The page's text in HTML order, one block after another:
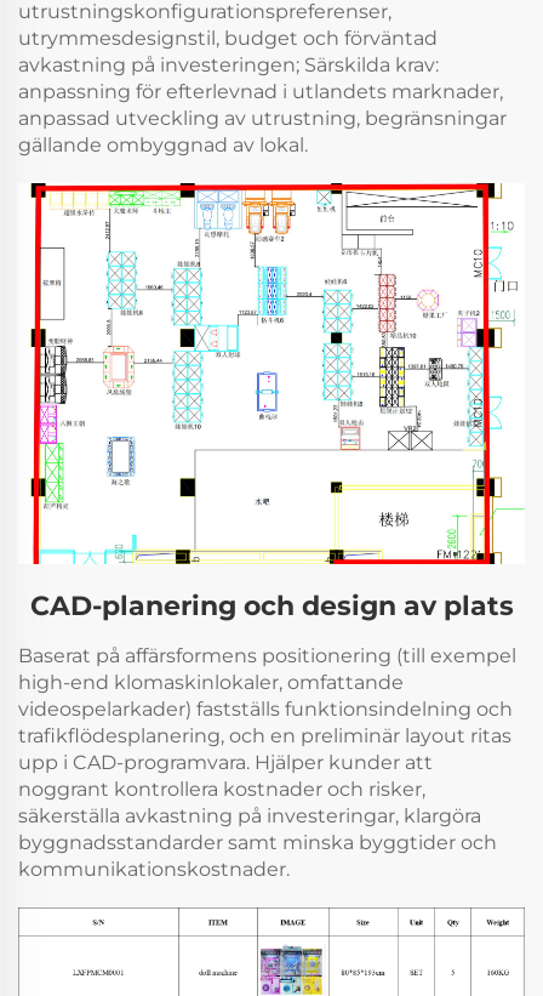
utrustningskonfigurationspreferenser,
utrymmesdesignstil, budget och förväntad
avkastning på investeringen; Särskilda krav:
anpassning för efterlevnad i utlandets marknader,
anpassad utveckling av utrustning, begränsningar
gällande ombyggnad av lokal.
CAD-planering och design av plats
Baserat på affärsformens positionering (till exempel
high-end klomaskinlokaler, omfattande
videospelarkader) fastställs funktionsindelning och
trafikflödesplanering, och en preliminär layout ritas
upp i CAD-programvara. Hjälper kunder att
noggrant kontrollera kostnader och risker,
säkerställa avkastning på investeringar, klargöra
byggnadsstandarder samt minska byggtider och
kommunikationskostnader.